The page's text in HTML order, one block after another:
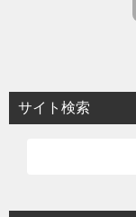
サイト検索